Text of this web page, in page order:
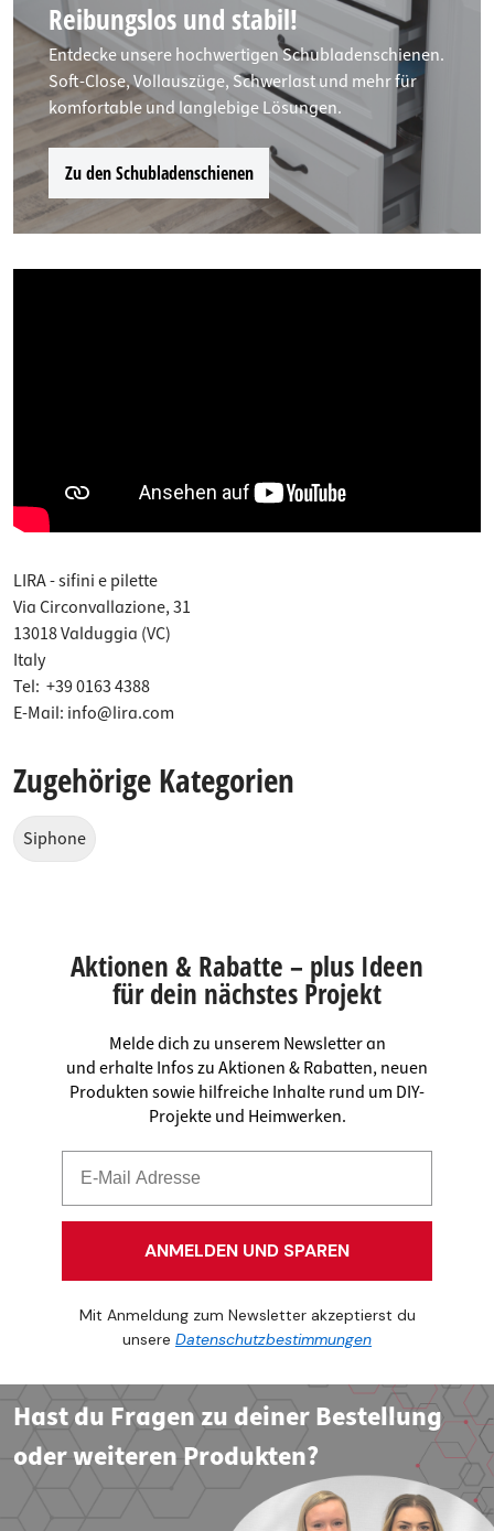
Reibungslos und stabil!
Entdecke unsere hochwertigen Schubladenschienen.
Soft-Close, Vollauszüge, Schwerlast und mehr für
komfortable und langlebige Lösungen.
Zu den Schubladenschienen
LIRA - sifini e pilette
Via Circonvallazione, 31
13018 Valduggia (VC)
Italy
Tel: +39 0163 4388
E-Mail: info@lira.com
Zugehörige Kategorien
Siphone
Aktionen & Rabatte – plus Ideen
für dein nächstes Projekt
Melde dich zu unserem Newsletter an
und erhalte Infos zu Aktionen & Rabatten, neuen
Produkten sowie hilfreiche Inhalte rund um DIY-
Projekte und Heimwerken.
ANMELDEN UND SPAREN
Mit Anmeldung zum Newsletter akzeptierst du
unsere Datenschutzbestimmungen
Hast du Fragen zu deiner Bestellung
oder weiteren Produkten?